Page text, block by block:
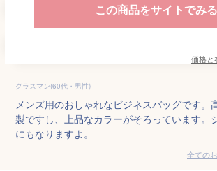
この商品をサイトでみる
価格と
グラスマン(60代・男性)
メンズ用のおしゃれなビジネスバッグです。
製ですし、上品なカラーがそろっています。
にもなりますよ。
全ての